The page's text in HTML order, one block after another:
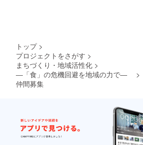
トップ >
プロジェクトをさがす >
まちづくり・地域活性化 >
―「食」の危機回避を地域の力で―
>
仲間募集